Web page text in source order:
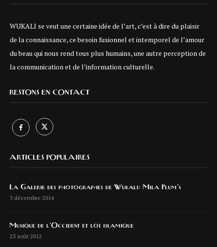
WUKALI se veut une certaine idée de l’art, c’est à dire du plaisir
de la connaissance, ce besoin fusionnel et intemporel de l’amour
du beau qui nous rend tous plus humains, une autre perception de
la communication et de l’information culturelle.
RESTONS EN CONTACT
ARTICLES POPULAIRES
La Galerie des photographes de Wukali: Mila Plum’s
3 décembre 2014
Musique de l’Occident et loi islamique
25 août 2012